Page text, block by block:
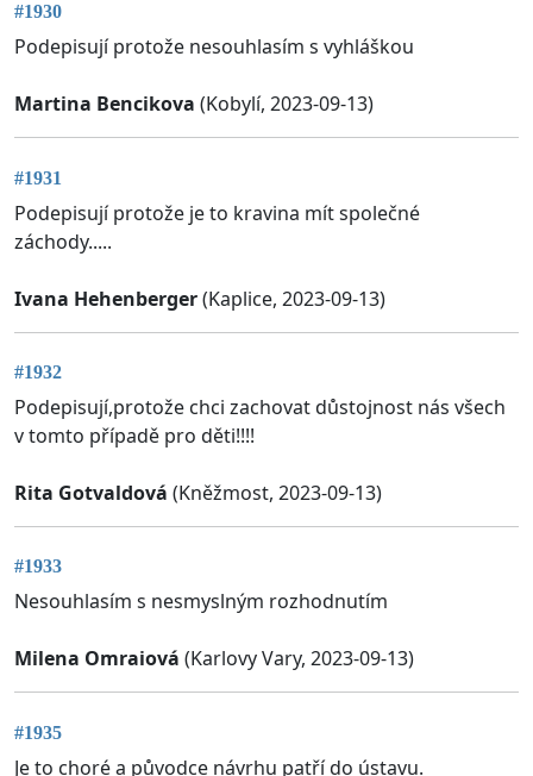
#1930
Podepisují protože nesouhlasím s vyhláškou
Martina Bencikova (Kobylí, 2023-09-13)
#1931
Podepisují protože je to kravina mít společné
záchody.....
Ivana Hehenberger(Kaplice, 2023-09-13)
#1932
Podepisují,protože chci zachovat důstojnost nás všech
v tomto případě pro děti!!!!
Rita Gotvaldová (Kněžmost, 2023-09-13)
#1933
Nesouhlasím s nesmyslným rozhodnutím
Milena Omraiová (Karlovy Vary, 2023-09-13)
#1935
Je to choré a původce návrhu patří do ústavu.